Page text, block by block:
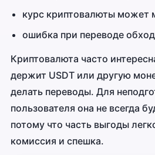
курс криптовалюты может
ошибка при переводе
Криптовалюта часто
держит USDT или другую
делать переводы. Для
пользователя она не всегда
потому что часть выгоды
комиссия и спешка.